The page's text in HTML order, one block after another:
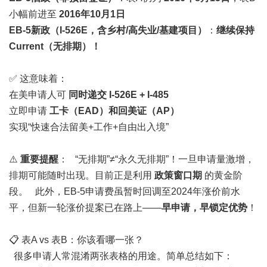
小幅前进至 2016年10月1日
EB-5新政（I-526E，含乡村/高失业/基建项目）
： 继续保持
Current（无排期）！
✅ 这意味着：
在美申请人可 同时递交 I-526E + I-485
立即申请 工卡（EAD）和回美证（AP）
实现“快速合法留美+工作+自由出入境”
⚠️ 重要提醒 ： “无排期”≠“永久无排期”！一旦申请量激增，
排期可能随时出现。目前正是利用 政策窗口期 的黄金阶
段。 此外，EB-5申请费虽暂时回调至2024年涨价前水
平，但新一轮涨价提案已在路上——早申请，早锁定优势 ！
📋 表A vs 表B：你该看哪一张？
很多申请人常混淆两张表格的用途。简单总结如下：